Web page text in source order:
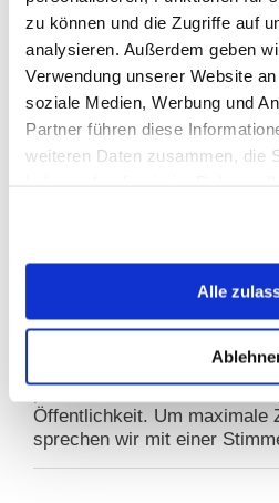
zu können und die Zugriffe auf
analysieren. Außerdem geben
Verwendung unserer Website
soziale Medien, Werbung und
Partner führen diese
weiteren Daten zusammen, die
Alle
Tabaksteuergesetzes:
Grundproblem nicht – Kritik
Stellungnahmefrist
Warum BfTG?
EINE STIMME
Gezielte Ansprache: Das
Interessen der gesamten
politischen Entscheidern und
Öffentlichkeit. Um maximale
sprechen wir mit einer